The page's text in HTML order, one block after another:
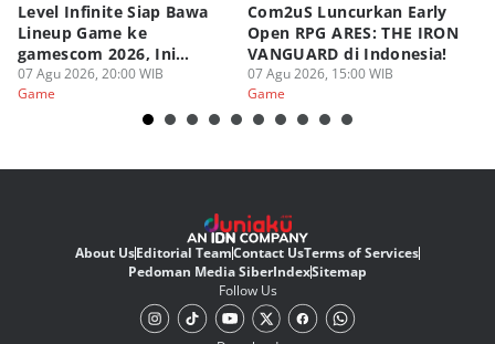
Level Infinite Siap Bawa
Lineup Game ke
gamescom 2026, Ini
Judulnya!
07 Agu 2026, 20:00 WIB
Game
Com2uS Luncurkan Early
Open RPG ARES: THE IRON
VANGUARD di Indonesia!
07 Agu 2026, 15:00 WIB
Game
About UsEditorial TeamContact UsTerms of Services
Pedoman Media SiberIndexSitemap
Follow Us